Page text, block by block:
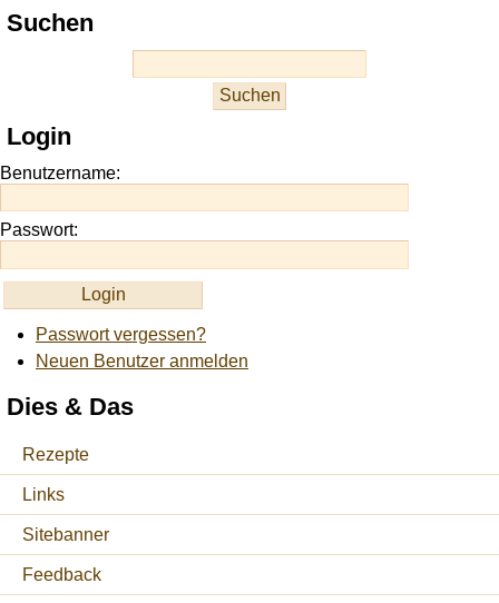
Suchen
Login
Benutzername:
Passwort:
Passwort vergessen?
Neuen Benutzer anmelden
Dies & Das
Rezepte
Links
Sitebanner
Feedback